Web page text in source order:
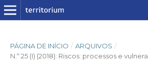
PÁGINA DE INÍCIO / ARQUIVOS /
N.º 25 (I) (2018): Riscos: processos e